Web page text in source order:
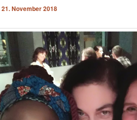
21. November 2018